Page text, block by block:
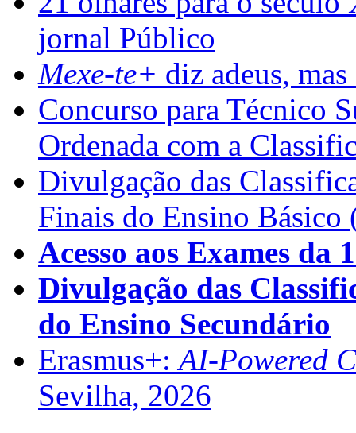
jornal Público
Mexe-te+ diz adeus,
Concurso para Técnico
Ordenada com a
Divulgação das
Finais do Ensino Básico
Acesso aos Exames da
Divulgação das
do Ensino Secundário
Erasmus+:AI-Powered
Sevilha, 2026